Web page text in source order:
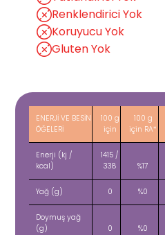
Renklendirici Yok
Koruyucu Yok
Gluten Yok
ENERJİ VE BESİN
ÖĞELERİ
100 g
için
100 g
için RA*
Enerji (kj /
kcal)
1415 /
338
%17
Yağ (g) 0 %0
Doymuş yağ
(g)
0 %0